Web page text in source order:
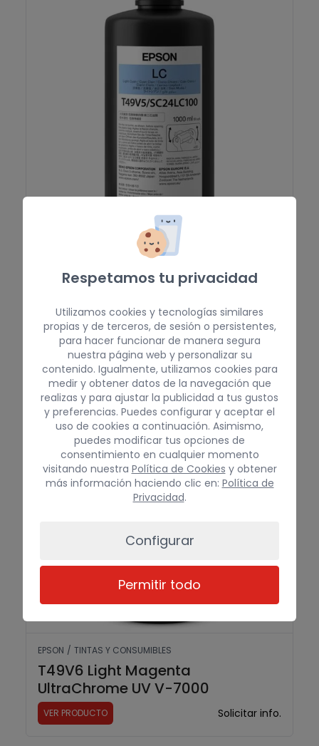
T49V5 Light Cyan UltraChrome UV
V-7000
VER PRODUCTO Solicitar info.
T49V6 Light Magenta UltraChrome UV V-7000
EPSON / TINTAS Y CONSUMIBLES
T49V6 Light Magenta
UltraChrome UV V-7000
VER PRODUCTO Solicitar info.
Respetamos tu privacidad
Utilizamos cookies y tecnologías similares
propias y de terceros, de sesión o persistentes,
para hacer funcionar de manera segura
nuestra página web y personalizar su
contenido. Igualmente, utilizamos cookies para
medir y obtener datos de la navegación que
realizas y para ajustar la publicidad a tus gustos
y preferencias. Puedes configurar y aceptar el
uso de cookies a continuación. Asimismo,
puedes modificar tus opciones de
consentimiento en cualquier momento
visitando nuestra Política de Cookies y obtener
más información haciendo clic en: Política de
Privacidad.
Configurar
Permitir todo